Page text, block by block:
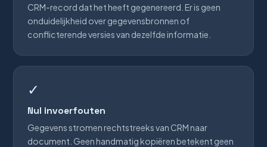
CRM-record dat het heeft gegenereerd. Er is geen
onduidelijkheid over gegevensbronnen of
conflicterende versies van dezelfde informatie.
✓
Nul invoerfouten
Gegevens stromen rechtstreeks van CRM naar
document. Geen handmatig kopiëren betekent geen